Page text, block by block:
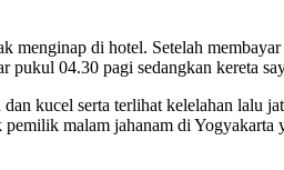
menginap di hotel. Setelah
pukul 04.30 pagi sedangkan kereta
kucel serta terlihat kelelahan lalu
malam jahanam di Yogyakarta